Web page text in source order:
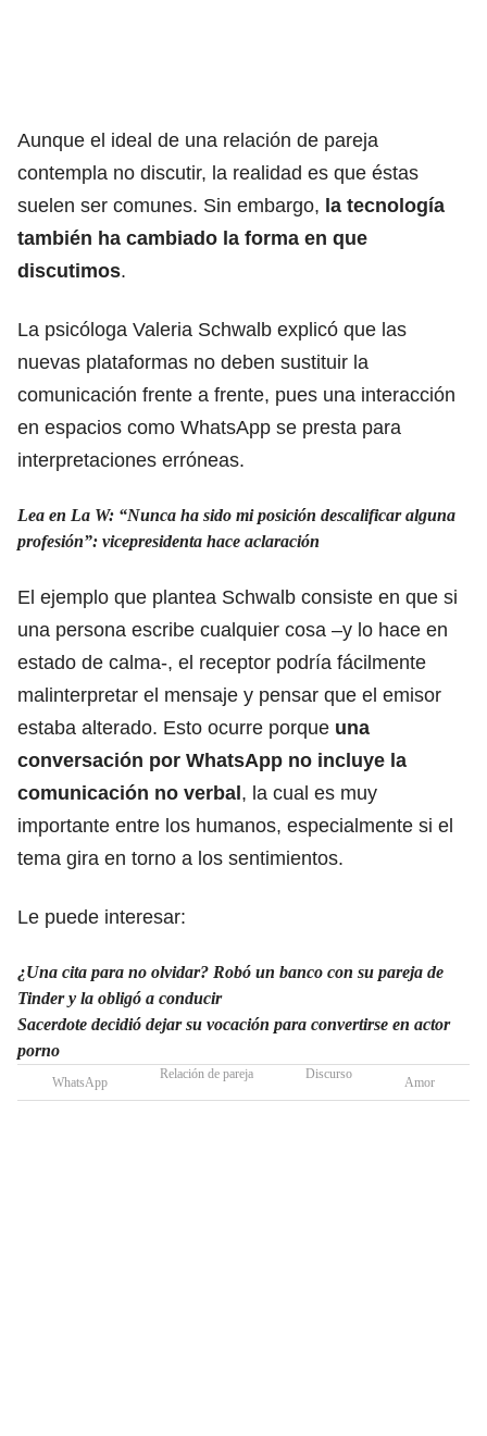
Aunque el ideal de una relación de pareja
contempla no discutir, la realidad es que éstas
suelen ser comunes. Sin embargo, la tecnología
también ha cambiado la forma en que
discutimos.
La psicóloga Valeria Schwalb explicó que las
nuevas plataformas no deben sustituir la
comunicación frente a frente, pues una interacción
en espacios como WhatsApp se presta para
interpretaciones erróneas.
Lea en La W: “Nunca ha sido mi posición descalificar alguna
profesión”: vicepresidenta hace aclaración
El ejemplo que plantea Schwalb consiste en que si
una persona escribe cualquier cosa –y lo hace en
estado de calma-, el receptor podría fácilmente
malinterpretar el mensaje y pensar que el emisor
estaba alterado. Esto ocurre porque una
conversación por WhatsApp no incluye la
comunicación no verbal, la cual es muy
importante entre los humanos, especialmente si el
tema gira en torno a los sentimientos.
Le puede interesar:
¿Una cita para no olvidar? Robó un banco con su pareja de
Tinder y la obligó a conducir
Sacerdote decidió dejar su vocación para convertirse en actor
porno
WhatsApp
Relación de pareja Discurso
Amor